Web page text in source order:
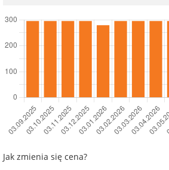
Jak zmienia się cena?